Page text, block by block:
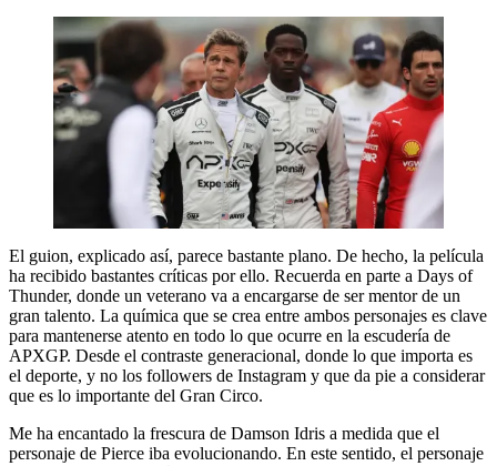
El guion, explicado así, parece bastante plano. De hecho, la película
ha recibido bastantes críticas por ello. Recuerda en parte a Days of
Thunder, donde un veterano va a encargarse de ser mentor de un
gran talento. La química que se crea entre ambos personajes es clave
para mantenerse atento en todo lo que ocurre en la escudería de
APXGP. Desde el contraste generacional, donde lo que importa es
el deporte, y no los followers de Instagram y que da pie a considerar
que es lo importante del Gran Circo.
Me ha encantado la frescura de Damson Idris a medida que el
personaje de Pierce iba evolucionando. En este sentido, el personaje